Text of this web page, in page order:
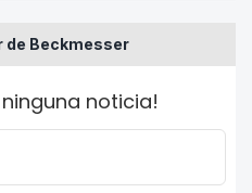
de Beckmesser
noticia!